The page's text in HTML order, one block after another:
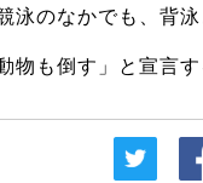
泳のなかでも、背
も倒す」と宣言す